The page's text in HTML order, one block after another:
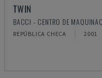
TWIN
BACCI - CENTRO DE
REPÚBLICA CHECA 2001